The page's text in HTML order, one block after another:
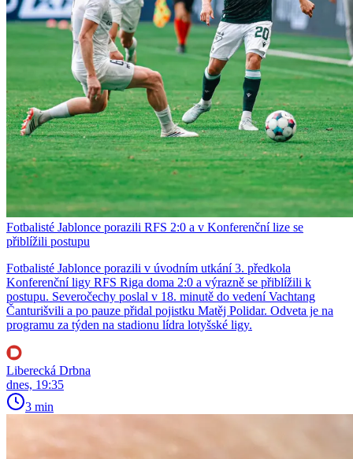
Fotbalisté Jablonce porazili RFS 2:0 a v Konferenční lize se
přiblížili postupu
Fotbalisté Jablonce porazili v úvodním utkání 3. předkola
Konferenční ligy RFS Riga doma 2:0 a výrazně se přiblížili k
postupu. Severočechy poslal v 18. minutě do vedení Vachtang
Čanturišvili a po pauze přidal pojistku Matěj Polidar. Odveta je na
programu za týden na stadionu lídra lotyšské ligy.
Liberecká Drbna
dnes, 19:35
3 min